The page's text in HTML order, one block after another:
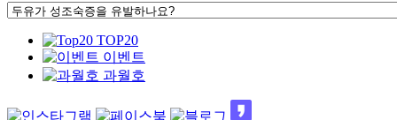
TOP20
이벤트
과월호